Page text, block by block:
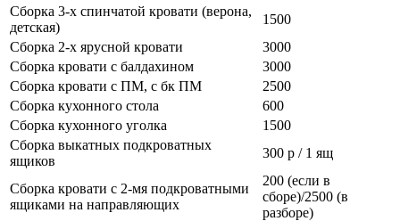
Сборка 3-х спинчатой кровати (верона,
детская)
1500
Сборка 2-х ярусной кровати
3000
Сборка кровати с балдахином
3000
Сборка кровати с ПМ, с бк ПМ
2500
Сборка кухонного стола
600
Сборка кухонного уголка
1500
Сборка выкатных подкроватных
ящиков
300 р / 1 ящ
Сборка кровати с 2-мя подкроватными
ящиками на направляющих
200 (если в
сборе)/2500 (в
разборе)